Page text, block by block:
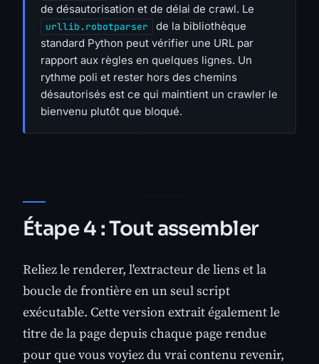
de désautorisation et de délai de crawl. Le
urllib.robotparser
de la bibliothèque
standard Python peut vérifier une URL par
rapport aux règles en quelques lignes. Un
rythme poli et rester hors des chemins
désautorisés est ce qui maintient un crawler le
bienvenu plutôt que bloqué.
Étape 4 : Tout assembler
Reliez le renderer, l'extracteur de liens et la
boucle de frontière en un seul script
exécutable. Cette version extrait également le
titre de la page depuis chaque page rendue
pour que vous voyiez du vrai contenu revenir,